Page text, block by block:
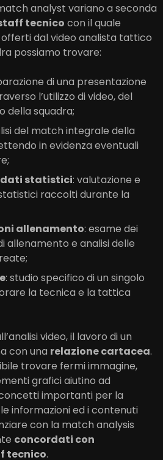
analyst variano a seconda
tecnico con il quale
dal video analista tattico
possiamo trovare:
di una presentazione
l’utilizzo di video, del
della squadra;
del match integrale della
in evidenza eventuali
dati statistici: valutazione e
raccolti durante la
allenamento: esame dei
allenamento e analisi delle
: studio specifico di un singolo
la tecnica e la tattica
video, il lavoro di un
con una relazione cartacea.
trovare fermi immagine,
grafici aiutino ad
importanti per la
informazioni ed i contenuti
con la match analysis
concordati con
tecnico.